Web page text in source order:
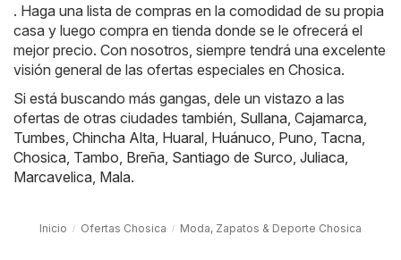
. Haga una lista de compras en la comodidad de su propia
casa y luego compra en tienda donde se le ofrecerá el
mejor precio. Con nosotros, siempre tendrá una excelente
visión general de las ofertas especiales en Chosica.
Si está buscando más gangas, dele un vistazo a las
ofertas de otras ciudades también, Sullana Cajamarca
Tumbes Chincha Alta Huaral Huánuco Puno Tacna
Chosica Tambo Breña Santiago de Surco Juliaca
Marcavelica Mala.
Inicio Ofertas Chosica Moda, Zapatos & Deporte Chosica